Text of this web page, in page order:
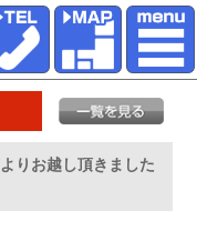
りお越し頂きました